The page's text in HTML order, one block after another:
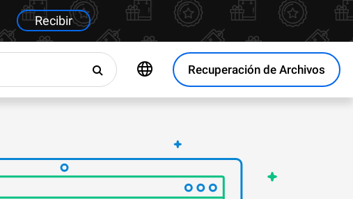
Recibir
Recuperación de Archivos